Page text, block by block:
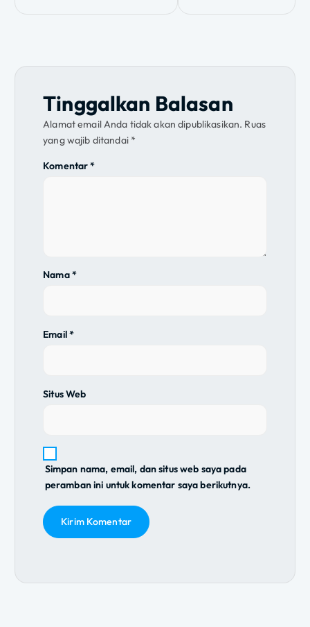
g
Tinggalkan Balasan
Alamat email Anda tidak akan dipublikasikan. Ruas
yang wajib ditandai *
Komentar*
Nama*
Email*
Situs Web
Simpan nama, email, dan situs web saya pada
peramban ini untuk komentar saya berikutnya.